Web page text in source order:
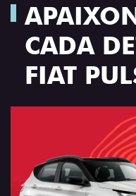
CADA
FIAT